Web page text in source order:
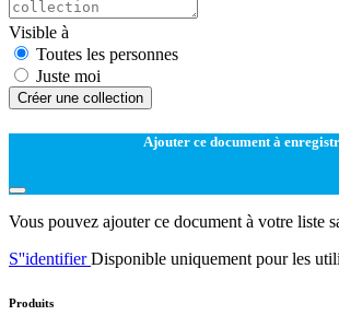
Visible à
Toutes les personnes
Juste moi
Créer une collection
Ajouter ce document à
Vous pouvez ajouter ce document à votre liste
S''identifierDisponible uniquement pour les
Produits